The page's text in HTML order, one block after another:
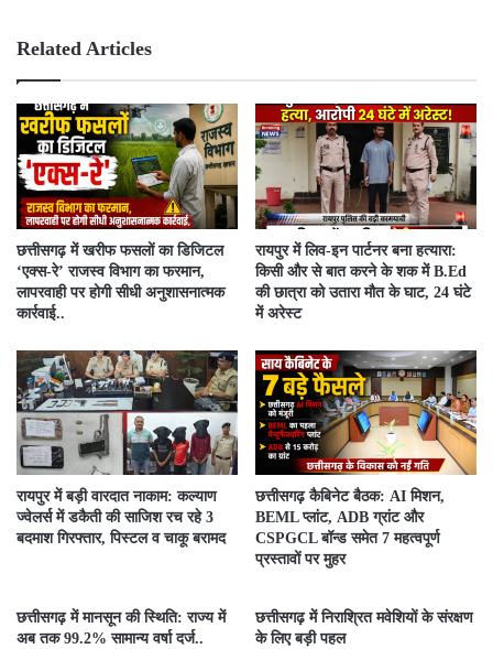
Related Articles
​छत्तीसगढ़ में खरीफ फसलों का डिजिटल
‘एक्स-रे’ राजस्व विभाग का फरमान,
लापरवाही पर होगी सीधी अनुशासनात्मक
कार्रवाई..
रायपुर में लिव-इन पार्टनर बना हत्यारा:
किसी और से बात करने के शक में B.Ed
की छात्रा को उतारा मौत के घाट, 24 घंटे
में अरेस्ट
रायपुर में बड़ी वारदात नाकाम: कल्याण
ज्वेलर्स में डकैती की साजिश रच रहे 3
बदमाश गिरफ्तार, पिस्टल व चाकू बरामद
छत्तीसगढ़ कैबिनेट बैठक: AI मिशन,
BEML प्लांट, ADB ग्रांट और
CSPGCL बॉन्ड समेत 7 महत्वपूर्ण
प्रस्तावों पर मुहर
छत्तीसगढ़ में मानसून की स्थिति: राज्य में
अब तक 99.2% सामान्य वर्षा दर्ज..
छत्तीसगढ़ में निराश्रित मवेशियों के संरक्षण
के लिए बड़ी पहल